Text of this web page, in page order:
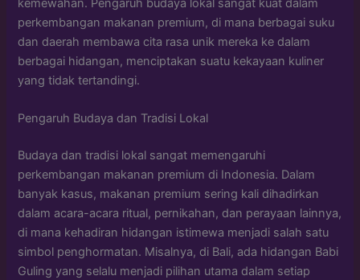
kemewahan. Pengaruh budaya lokal sangat kuat dalam
perkembangan makanan premium, di mana berbagai suku
dan daerah membawa cita rasa unik mereka ke dalam
berbagai hidangan, menciptakan suatu kekayaan kuliner
yang tidak tertandingi.
Pengaruh Budaya dan Tradisi Lokal
Budaya dan tradisi lokal sangat memengaruhi
perkembangan makanan premium di Indonesia. Dalam
banyak kasus, makanan premium sering kali dihadirkan
dalam acara-acara ritual, pernikahan, dan perayaan lainnya,
di mana kehadiran hidangan istimewa menjadi salah satu
simbol penghormatan. Misalnya, di Bali, ada hidangan Babi
Guling yang selalu menjadi pilihan utama dalam setiap